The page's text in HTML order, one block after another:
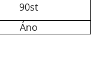
90st
Áno